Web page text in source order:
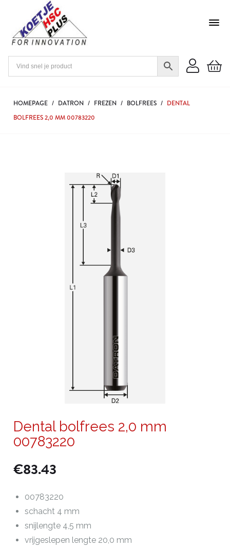
HOMEPAGE / DATRON / FREZEN / BOLFREES / DENTAL
BOLFREES 2,0 MM 00783220
Dental bolfrees 2,0 mm
00783220
€83.43
00783220
schacht 4 mm
snijlengte 4,5 mm
vrijgeslepen lengte 20,0 mm